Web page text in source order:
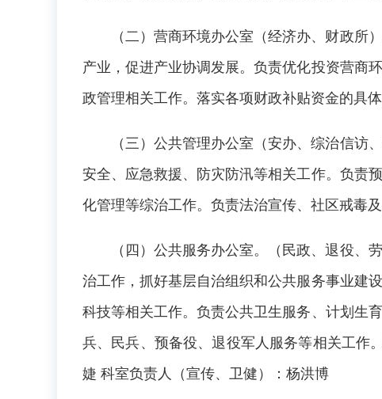
（二）营商环境办公室（经济办、财政
产业，促进产业协调发展。负责优化投资营商
政管理相关工作。落实各项财政补贴资金的具
（三）公共管理办公室（安办、综治信
安全、应急救援、防灾防汛等相关工作。负责
化管理等综治工作。负责法治宣传、社区戒毒
（四）公共服务办公室。（民政、退役、
治工作，抓好基层自治组织和公共服务事业建
科技等相关工作。负责公共卫生服务、计划生
兵、民兵、预备役、退役军人服务等相关工作
婕 科室负责人（宣传、卫健）：杨洪博